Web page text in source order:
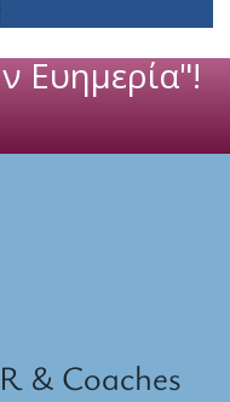
Ευημερία"!
& Coaches